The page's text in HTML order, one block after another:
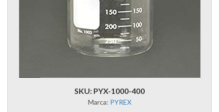
SKU: PYX-1000-400
Marca: PYREX